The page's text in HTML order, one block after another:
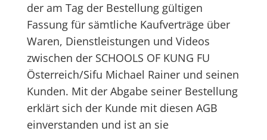
der am Tag der Bestellung gültigen
Fassung für sämtliche Kaufverträge über
Waren, Dienstleistungen und Videos
zwischen der SCHOOLS OF KUNG FU
Österreich/Sifu Michael Rainer und seinen
Kunden. Mit der Abgabe seiner Bestellung
erklärt sich der Kunde mit diesen AGB
einverstanden und ist an sie